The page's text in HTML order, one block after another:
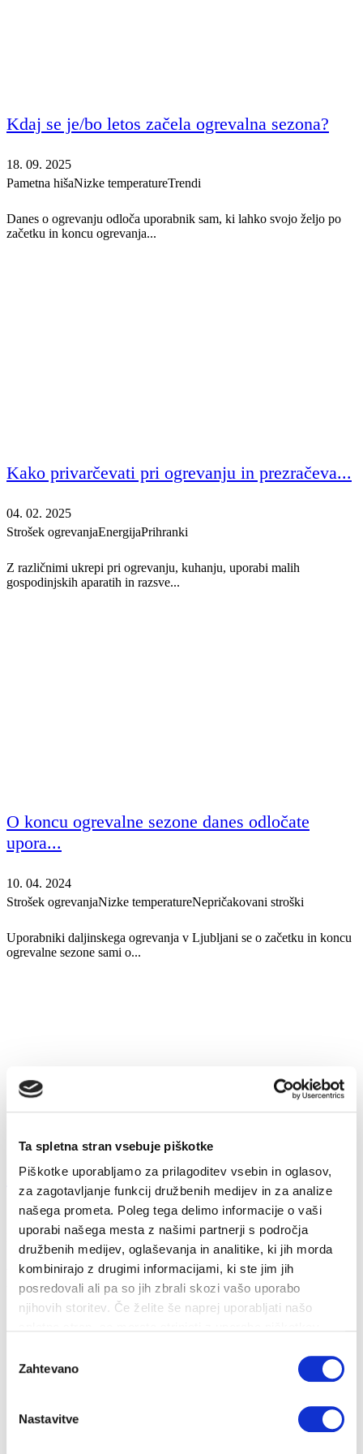
Ta spletna stran vsebuje piškotke
Piškotke uporabljamo za prilagoditev vsebin in oglasov,
za zagotavljanje funkcij družbenih medijev in za analize
našega prometa. Poleg tega delimo informacije o vaši
uporabi našega mesta z našimi partnerji s področja
družbenih medijev, oglaševanja in analitike, ki jih morda
kombinirajo z drugimi informacijami, ki ste jim jih
posredovali ali pa so jih zbrali skozi vašo uporabo
njihovih storitev. Če želite še naprej uporabljati našo
soglasja
Zahtevano
Nastavitve
Kdaj se je/bo letos začela ogrevalna sezona?
18. 09. 2025
Pametna hišaNizke temperatureTrendi
Danes o ogrevanju odloča uporabnik sam, ki lahko svojo željo po
začetku in koncu ogrevanja...
Kako privarčevati pri ogrevanju in prezračeva...
04. 02. 2025
Strošek ogrevanjaEnergijaPrihranki
Z različnimi ukrepi pri ogrevanju, kuhanju, uporabi malih
gospodinjskih aparatih in razsve...
O koncu ogrevalne sezone danes odločate
upora...
10. 04. 2024
Strošek ogrevanjaNizke temperatureNepričakovani stroški
Uporabniki daljinskega ogrevanja v Ljubljani se o začetku in koncu
ogrevalne sezone sami o...
Kako varčevati v kuhinji?
18. 11. 2022
PrihrankiEnergija
Varčujemo lahko tudi pri kuhanju in pečenju. Poglejmo nekaj
ukrepov, s katerimi lahko prih...